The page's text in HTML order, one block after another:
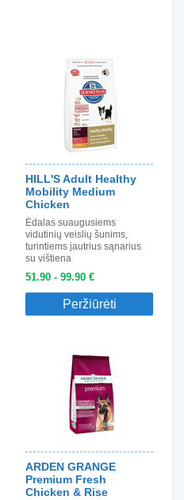
HILL'S Adult Healthy
Mobility Medium
Chicken
Ėdalas suaugusiems
vidutinių veislių šunims,
turintiems jautrius sąnarius
su vištiena
51.90 - 99.90 €
Peržiūrėti
ARDEN GRANGE
Premium Fresh
Chicken & Rise